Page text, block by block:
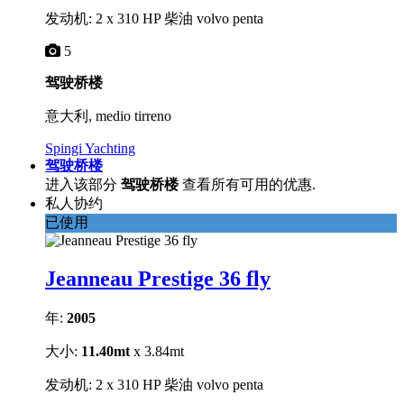
发动机: 2 x 310 HP 柴油 volvo penta
5
驾驶桥楼
意大利, medio tirreno
Spingi Yachting
驾驶桥楼
进入该部分 驾驶桥楼查看所有可用的优惠.
私人协约
已使用
Jeanneau Prestige 36 fly
年: 2005
大小: 11.40mt x 3.84mt
发动机: 2 x 310 HP 柴油 volvo penta